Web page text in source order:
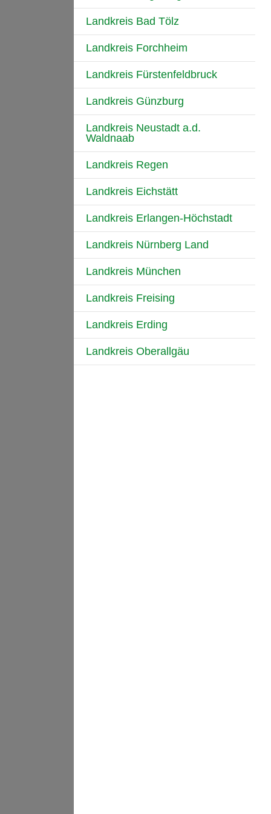
Landkreis Bad Tölz
Landkreis Forchheim
Landkreis Fürstenfeldbruck
Landkreis Günzburg
Landkreis Neustadt a.d.
Waldnaab
Landkreis Regen
Landkreis Eichstätt
Landkreis Erlangen-Höchstadt
Landkreis Nürnberg Land
Landkreis München
Landkreis Freising
Landkreis Erding
Landkreis Oberallgäu